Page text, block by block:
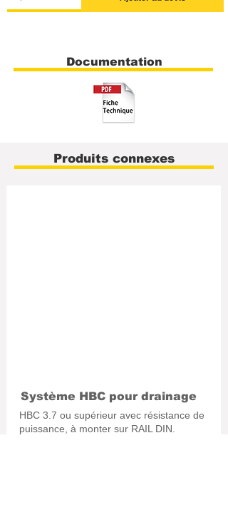
Documentation
Produits connexes
Système HBC pour drainage
HBC 3.7 ou supérieur avec résistance de
puissance, à monter sur RAIL DIN.